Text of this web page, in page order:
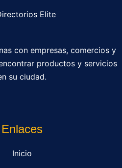
con empresas, comercios y
productos y servicios
su ciudad.
Enlaces
Inicio